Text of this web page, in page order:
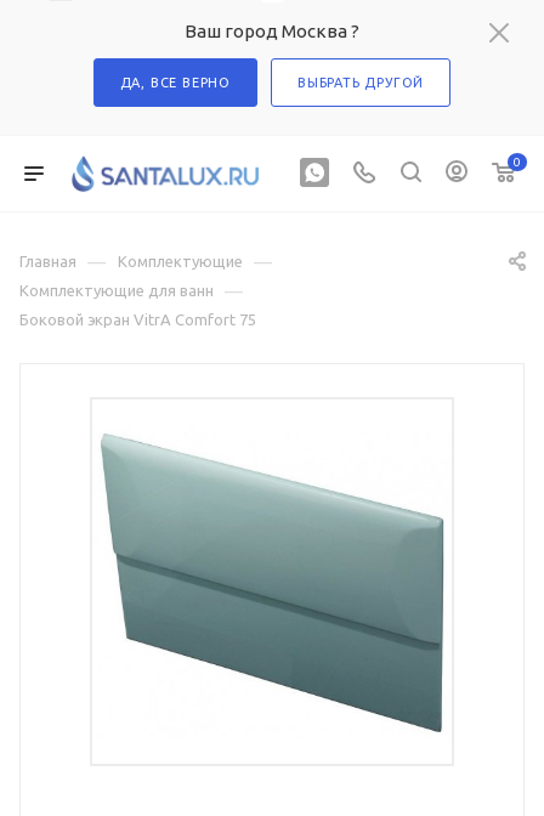
Ваш город Москва ?
ДА, ВСЕ ВЕРНО ВЫБРАТЬ ДРУГОЙ
0
Главная — Комплектующие —
Комплектующие для ванн —
Боковой экран VitrA Comfort 75